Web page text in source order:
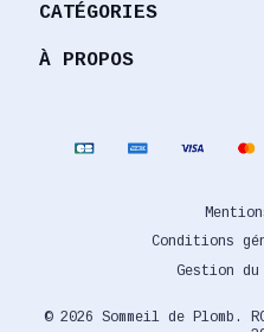
CATÉGORIES
À PROPOS
© 2026 Sommeil de Plomb.
Conditions
Gestion du